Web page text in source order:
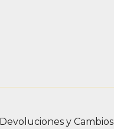
Devoluciones y Cambios